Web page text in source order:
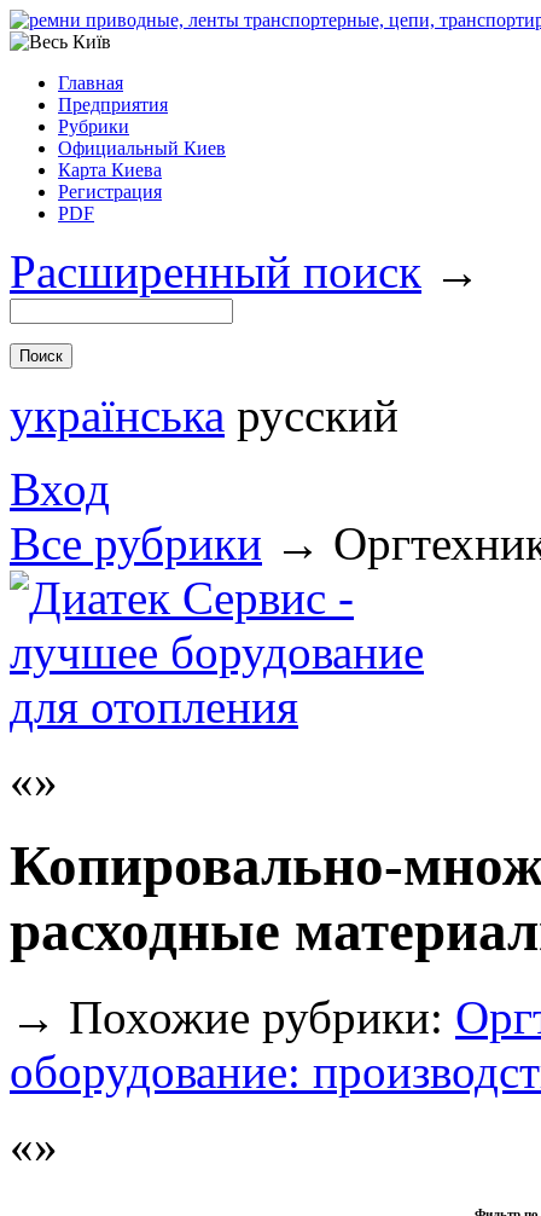
Главная
Предприятия
Рубрики
Официальный Киев
Карта Киева
Регистрация
PDF
Расширенный поиск →
українська русский
Вход
Все рубрики →
Копировально-
расходные
→ Похожие рубрики:
оборудование: